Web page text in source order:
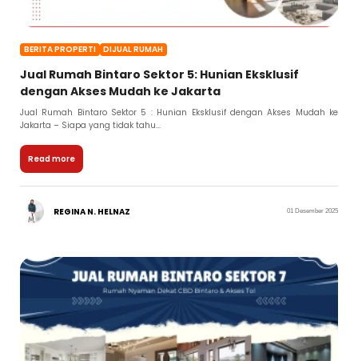
BERITA PROPERTI DIJUAL RUMAH
Jual Rumah Bintaro Sektor 5: Hunian Eksklusif
dengan Akses Mudah ke Jakarta
Jual Rumah Bintaro Sektor 5 : Hunian Eksklusif dengan Akses Mudah ke
Jakarta – Siapa yang tidak tahu...
Read more
REGINA N. HELNAZ 01 Desember 2025